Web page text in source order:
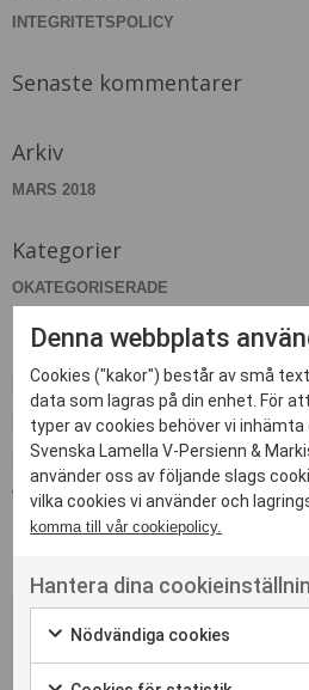
INTEGRITETSPOLICY
Senaste kommentarer
Arkiv
MARS 2018
Kategorier
OKATEGORISERADE
Meta
LOGGA IN
FLÖDE FÖR INLÄGG
FLÖDE FÖR KOMMENTARER
WORDPRESS.ORG
Kontakta oss
Denna webbplats
Cookies ("kakor") består av små
data som lagras på din enhet. För
typer av cookies behöver vi
Svenska Lamella V-Persienn &
använder oss av följande slags
vilka cookies vi använder och
komma till vår cookiepolicy.
Hantera dina
Nödvändiga cookies